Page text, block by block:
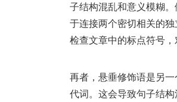
子结构混乱和意义模糊
于连接两个密切相关的
检查文章中的标点符号，
再者，悬垂修饰语是另
代词。这会导致句子结